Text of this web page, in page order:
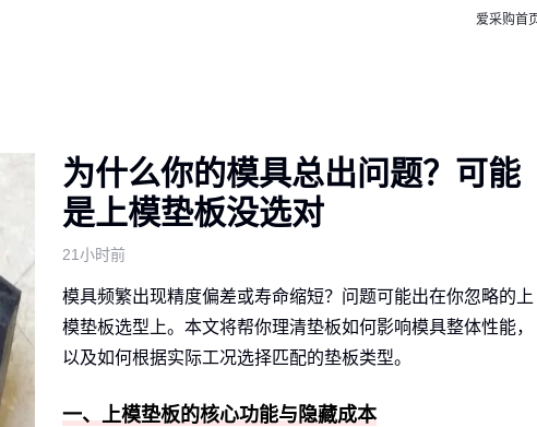
爱采购首
为什么你的模具总出问题？可能
是上模垫板没选对
21小时前
模具频繁出现精度偏差或寿命缩短？问题可能出在你忽略的上
模垫板选型上。本文将帮你理清垫板如何影响模具整体性能，
以及如何根据实际工况选择匹配的垫板类型。
一、上模垫板的核心功能与隐藏成本